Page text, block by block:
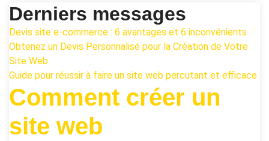
Derniers messages
Devis site e-commerce : 6 avantages et 6 inconvénients
Obtenez un Devis Personnalisé pour la Création de Votre
Site Web
Guide pour réussir à faire un site web percutant et efficace
Comment créer un
site web